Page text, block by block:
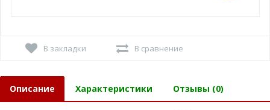
В закладки В сравнение
Описание Характеристики Отзывы (0)